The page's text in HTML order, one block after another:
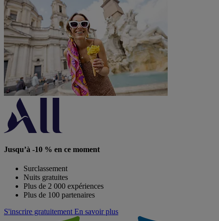
Jusqu’à -10 % en ce moment
Surclassement
Nuits gratuites
Plus de 2 000 expériences
Plus de 100 partenaires
S'inscrire gratuitement En savoir plus